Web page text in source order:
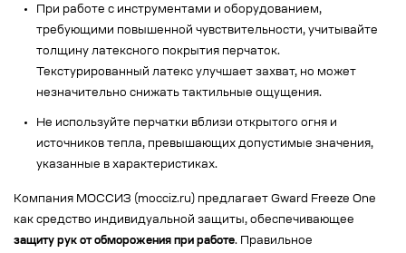
При работе с инструментами и оборудованием,
требующими повышенной чувствительности, учитывайте
толщину латексного покрытия перчаток.
Текстурированный латекс улучшает захват, но может
незначительно снижать тактильные ощущения.
Не используйте перчатки вблизи открытого огня и
источников тепла, превышающих допустимые значения,
указанные в характеристиках.
Компания МОССИЗ (mocciz.ru) предлагает Gward Freeze One
как средство индивидуальной защиты, обеспечивающее
защиту рук от обморожения при работе. Правильное